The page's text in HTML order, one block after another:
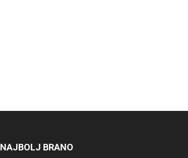
NAJBOLJ BRANO